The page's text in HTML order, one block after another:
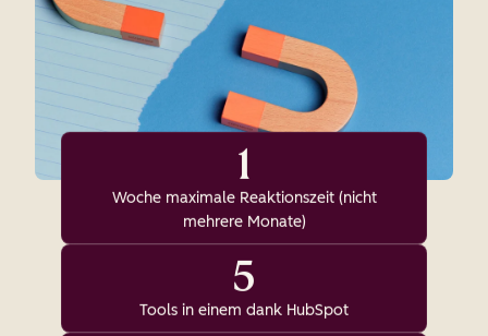
1
Woche maximale Reaktionszeit (nicht
mehrere Monate)
5
Tools in einem dank HubSpot